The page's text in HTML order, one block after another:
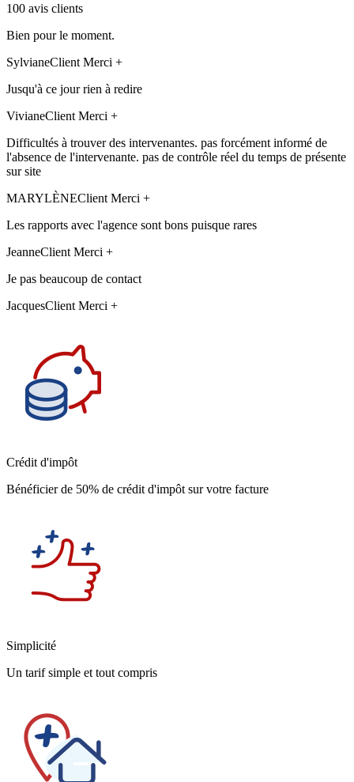
100 avis clients
Bien pour le moment.
SylvianeClient Merci +
Jusqu'à ce jour rien à redire
VivianeClient Merci +
Difficultés à trouver des intervenantes. pas forcément informé de
l'absence de l'intervenante. pas de contrôle réel du temps de présente
sur site
MARYLÈNEClient Merci +
Les rapports avec l'agence sont bons puisque rares
JeanneClient Merci +
Je pas beaucoup de contact
JacquesClient Merci +
Crédit d'impôt
Bénéficier de 50% de crédit d'impôt sur votre facture
Simplicité
Un tarif simple et tout compris